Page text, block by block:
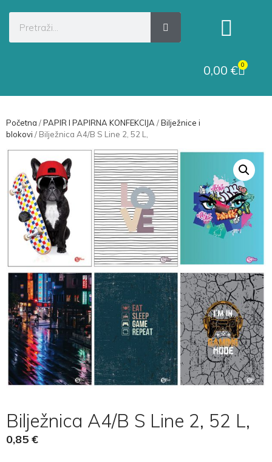
0,00 € 0
Početna /PAPIR I PAPIRNA KONFEKCIJA /Bilježnice i
blokovi / Bilježnica A4/B S Line 2, 52 L,
Bilježnica A4/B S Line 2, 52 L,
0,85 €